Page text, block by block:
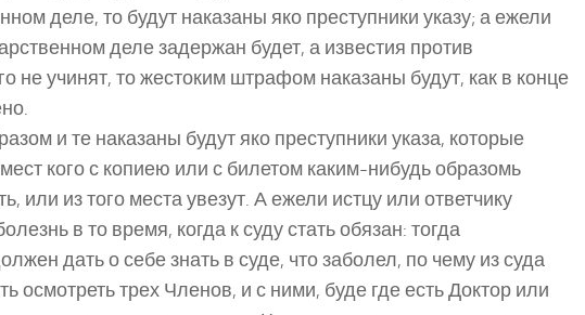
деле, то будут наказаны яко преступники указу; а ежели
деле задержан будет, а известия против
не учинят, то жестоким штрафом наказаны будут, как в конце
и те наказаны будут яко преступники указа, которые
кого с копиею или с билетом каким-нибудь образомь
или из того места увезут. А ежели истцу или ответчику
в то время, когда к суду стать обязан: тогда
дать о себе знать в суде, что заболел, по чему из суда
осмотреть трех Членов, и с ними, буде где есть Доктор или